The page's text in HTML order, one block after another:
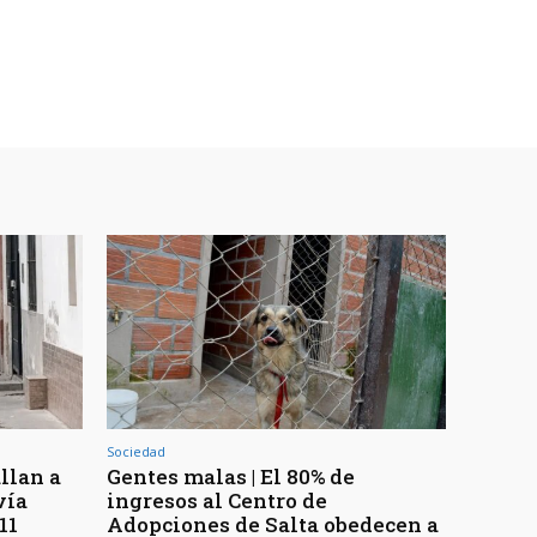
a
Sociedad
Gentes malas | El 80% de
ingresos al Centro de
Adopciones de Salta obedecen a